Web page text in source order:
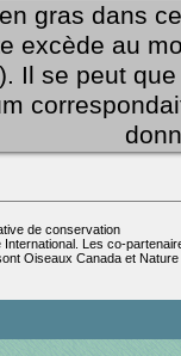
gras dans
excède au
Il se peut
de conservation
Les co-
Oiseaux Canada et Nature